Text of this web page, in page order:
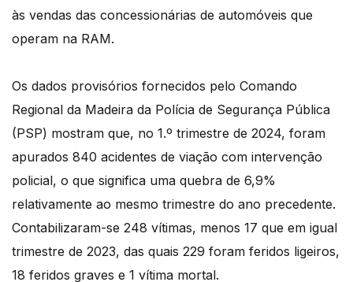
às vendas das concessionárias de automóveis que
operam na RAM.
Os dados provisórios fornecidos pelo Comando
Regional da Madeira da Polícia de Segurança Pública
(PSP) mostram que, no 1.º trimestre de 2024, foram
apurados 840 acidentes de viação com intervenção
policial, o que significa uma quebra de 6,9%
relativamente ao mesmo trimestre do ano precedente.
Contabilizaram-se 248 vítimas, menos 17 que em igual
trimestre de 2023, das quais 229 foram feridos ligeiros,
18 feridos graves e 1 vítima mortal.